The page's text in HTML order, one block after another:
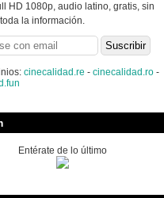
HD 1080p, audio latino, gratis, sin
la información.
cinecalidad.re - cinecalidad.ro-
Entérate de lo último